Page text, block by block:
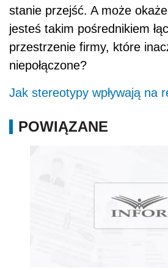
stanie przejść. A może
jesteś takim pośrednikiem
przestrzenie firmy, które
niepołączone?
Jak stereotypy wpływają na
POWIĄZANE